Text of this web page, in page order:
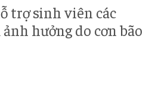
trợ sinh viên các
hưởng do cơn bão